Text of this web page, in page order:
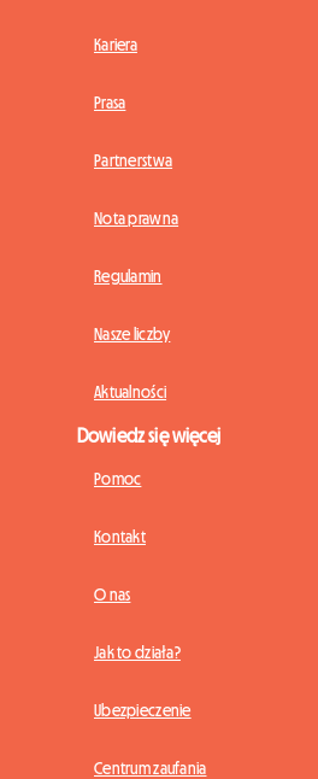
Kariera
Prasa
Partnerstwa
Nota prawna
Regulamin
Nasze liczby
Aktualności
Dowiedz się więcej
Pomoc
Kontakt
O nas
Jak to działa?
Ubezpieczenie
Centrum zaufania